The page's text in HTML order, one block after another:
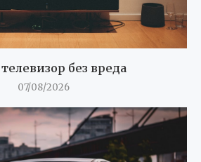
без вреда
07/08/2026